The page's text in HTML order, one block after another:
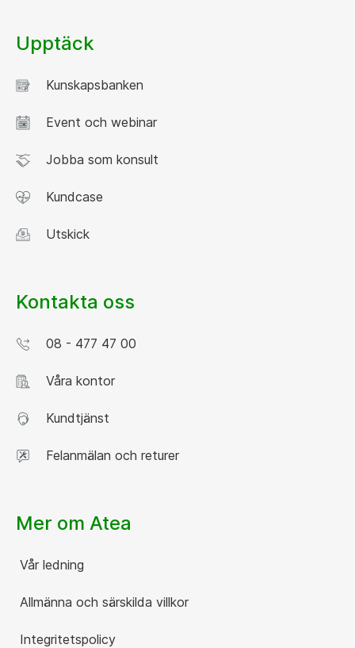
Upptäck
Kunskapsbanken
Event och webinar
Jobba som konsult
Kundcase
Utskick
Kontakta oss
08 - 477 47 00
Våra kontor
Kundtjänst
Felanmälan och returer
Mer om Atea
Vår ledning
Allmänna och särskilda villkor
Integritetspolicy